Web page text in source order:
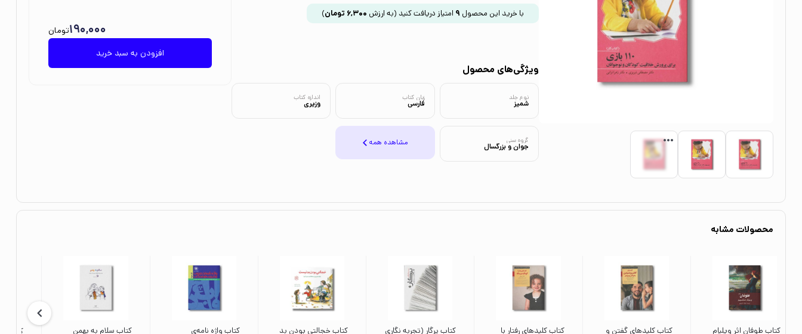
با خرید این محصول 9 امتیاز دریافت کنید (به ارزش 6,300 تومان)
ویژگی‌های محصول
نوع جلد
شمیز
زبان کتاب
فارسی
اندازه کتاب
وزیری
گروه سنی
جوان و بزرگسال مشاهده همه
افزودن به سبد خرید
190,000تومان
محصولات مشابه
کتاب طوفان اثر ویلیام
کتاب کلیدهای گفتن و
کتاب کلیدهای رفتار با
کتاب پرگار (تجربه نگاری
کتاب خجالتی بودن بد
کتاب واژه نامه‌ی
کتاب سلام به بهمن
کتاب